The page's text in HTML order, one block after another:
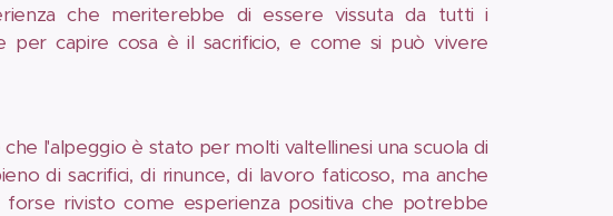
che meriterebbe di essere vissuta da tutti i
capire cosa è il sacrificio, e come si può vivere
l'alpeggio è stato per molti valtellinesi una scuola di
di sacrifici, di rinunce, di lavoro faticoso, ma anche
rivisto come esperienza positiva che potrebbe